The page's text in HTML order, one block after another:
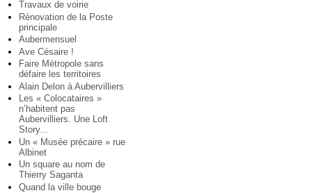
Travaux de voirie
Rénovation de la Poste
principale
Aubermensuel
Ave Césaire !
Faire Métropole sans
défaire les territoires
Alain Delon à Aubervilliers
Les « Colocataires »
n’habitent pas
Aubervilliers. Une Loft
Story...
Un « Musée précaire » rue
Albinet
Un square au nom de
Thierry Saganta
Quand la ville bouge